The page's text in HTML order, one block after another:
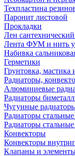
Техпластина
Паронит листовой
Прокладки
Лен
Лента ФУМ и нить
Набивка
Герметики
Грунтовка, мастика
Радиаторы,
Алюминиевые
Радиаторы
Чугунные
Радиаторы
Радиаторы
Конвекторы
Конвекторы
Клапаны и